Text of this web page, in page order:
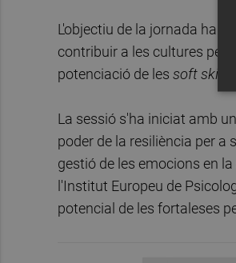
L'objectiu de la jornada ha
contribuir a les cultures per
potenciació de les soft skills
La sessió s'ha iniciat amb
poder de la resiliència per a
gestió de les emocions en
l'Institut Europeu de
potencial de les fortaleses